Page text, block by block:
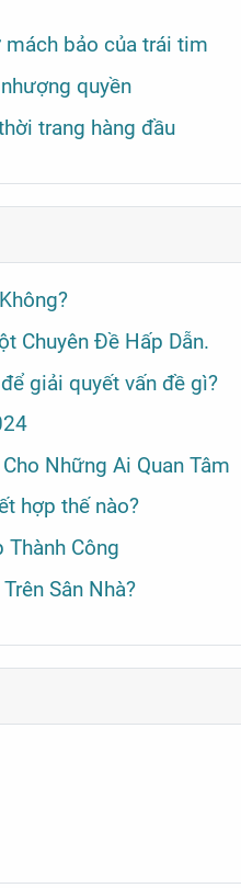
bảo của trái tim
quyền
trang hàng đầu
Chuyên Đề Hấp Dẫn.
giải quyết vấn đề gì?
Những Ai Quan Tâm
hợp thế nào?
Công
Sân Nhà?